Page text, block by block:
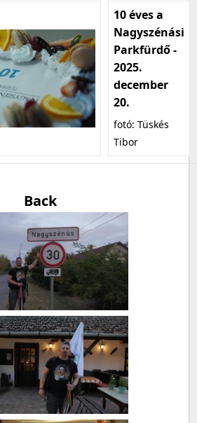
10 éves a
Nagyszénási
Parkfürdő -
2025.
december
20.
fotó: Tüskés
Tibor
Back